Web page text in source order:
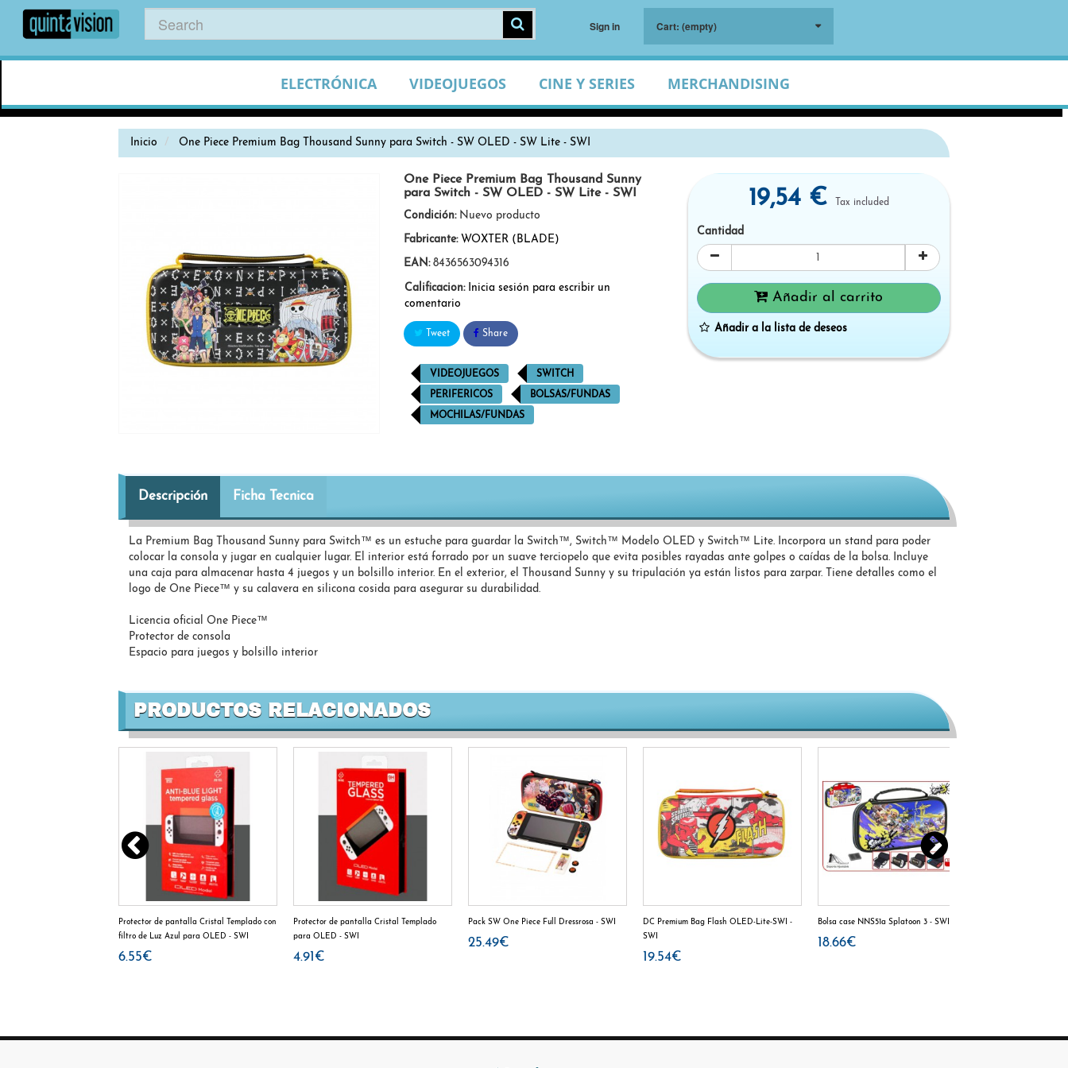
Sign in Cart: (empty)
ELECTRÓNICA VIDEOJUEGOS CINE Y SERIES MERCHANDISING
Inicio One Piece Premium Bag Thousand Sunny para Switch - SW OLED - SW Lite - SWI
One Piece Premium Bag Thousand Sunny
para Switch - SW OLED - SW Lite - SWI
Condición: Nuevo producto
Fabricante: WOXTER (BLADE)
EAN: 8436563094316
Calificacion: Inicia sesión para escribir un
comentario
Tweet Share
VIDEOJUEGOS SWITCH
PERIFERICOS BOLSAS/FUNDAS
MOCHILAS/FUNDAS
19,54 € Tax included
Cantidad
Añadir al carrito
Añadir a la lista de deseos
Descripción Ficha Tecnica
La Premium Bag Thousand Sunny para Switch™ es un estuche para guardar la Switch™, Switch™ Modelo OLED y Switch™ Lite. Incorpora un stand para poder
colocar la consola y jugar en cualquier lugar. El interior está forrado por un suave terciopelo que evita posibles rayadas ante golpes o caídas de la bolsa. Incluye
una caja para almacenar hasta 4 juegos y un bolsillo interior. En el exterior, el Thousand Sunny y su tripulación ya están listos para zarpar. Tiene detalles como el
logo de One Piece™ y su calavera en silicona cosida para asegurar su durabilidad.
Licencia oficial One Piece™
Protector de consola
Espacio para juegos y bolsillo interior
PRODUCTOS RELACIONADOS
Protector de pantalla Cristal Templado con
filtro de Luz Azul para OLED - SWI
6.55€
Protector de pantalla Cristal Templado
para OLED - SWI
4.91€
Pack SW One Piece Full Dressrosa - SWI
25.49€
DC Premium Bag Flash OLED-Lite-SWI -
SWI
19.54€
Bolsa case NNS51a Splatoon 3 - SWI
18.66€